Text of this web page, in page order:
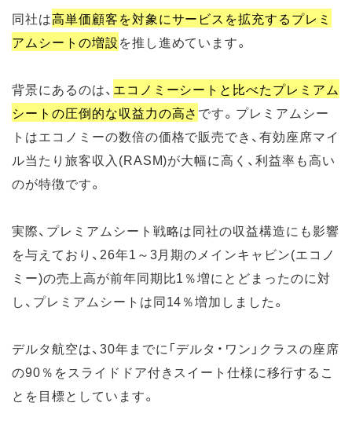
同社は高単価顧客を対象にサービスを拡充するプレミ
アムシートの増設を推し進めています。
背景にあるのは、 エコノミーシートと比べたプレミアム
シートの圧倒的な収益力の高さ です。プレミアムシー
トはエコノミーの数倍の価格で販売でき、有効座席マイ
ル当たり旅客収入(RASM)が大幅に高く、利益率も高い
のが特徴です。
実際、プレミアムシート戦略は同社の収益構造にも影響
を与えており、26年1～3月期のメインキャビン(エコノ
ミー)の売上高が前年同期比1％増にとどまったのに対
し、プレミアムシートは同14％増加しました。
デルタ航空は、30年までに「デルタ・ワン」クラスの座席
の90％をスライドドア付きスイート仕様に移行するこ
とを目標としています。